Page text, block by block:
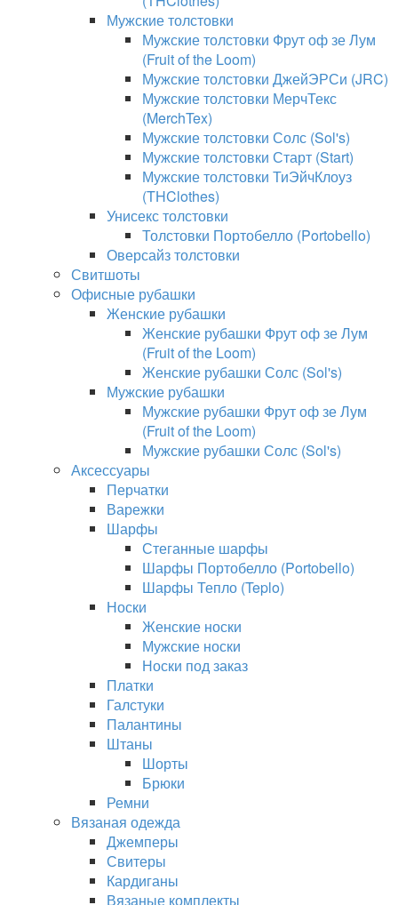
Мужские толстовки
Мужские толстовки Фрут оф зе Лум
(Fruit of the Loom)
Мужские толстовки ДжейЭРСи (JRC)
Мужские толстовки МерчТекс
(MerchTex)
Мужские толстовки Солс (Sol's)
Мужские толстовки Старт (Start)
Мужские толстовки ТиЭйчКлоуз
(THClothes)
Унисекс толстовки
Толстовки Портобелло (Portobello)
Оверсайз толстовки
Свитшоты
Офисные рубашки
Женские рубашки
Женские рубашки Фрут оф зе Лум
(Fruit of the Loom)
Женские рубашки Солс (Sol's)
Мужские рубашки
Мужские рубашки Фрут оф зе Лум
(Fruit of the Loom)
Мужские рубашки Солс (Sol's)
Аксессуары
Перчатки
Варежки
Шарфы
Стеганные шарфы
Шарфы Портобелло (Portobello)
Шарфы Тепло (Teplo)
Носки
Женские носки
Мужские носки
Носки под заказ
Платки
Галстуки
Палантины
Штаны
Шорты
Брюки
Ремни
Вязаная одежда
Джемперы
Свитеры
Кардиганы
Вязаные комплекты